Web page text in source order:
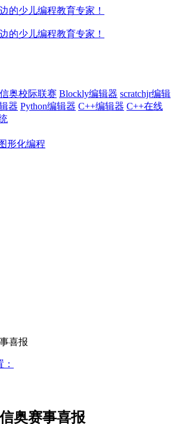
信奥校际联赛 Blockly编辑器 scratchjr编辑
器 Python编辑器 C++编辑器 C++在线
形化编程
喜报
奥赛事喜报